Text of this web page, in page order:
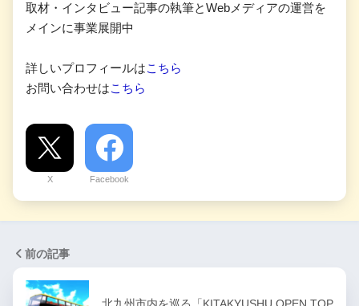
取材・インタビュー記事の執筆とWebメディアの運営を
メインに事業展開中
詳しいプロフィールはこちら
お問い合わせはこちら
X Facebook
前の記事